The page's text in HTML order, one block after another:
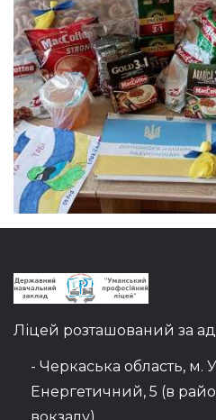
Ліцей розташований за
- Черкаська область, м.
Енергетичний, 5 (в
вокзалу)